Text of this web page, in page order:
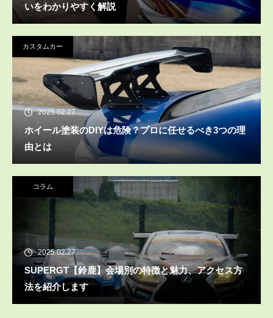
いをわかりやすく解説
カスタムカー
2025.02.27
ホイール塗装のDIYは危険？プロに任せるべき3つの理
由とは
コラム
2025.02.27
SUPERGT【鈴鹿】会場別の特徴と魅力、アクセス方
法を紹介します